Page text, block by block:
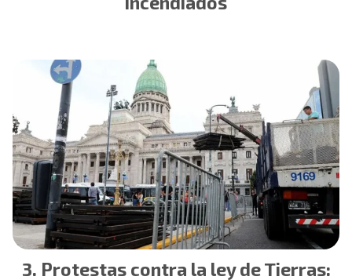
Protestas contra la ley de Tierras: